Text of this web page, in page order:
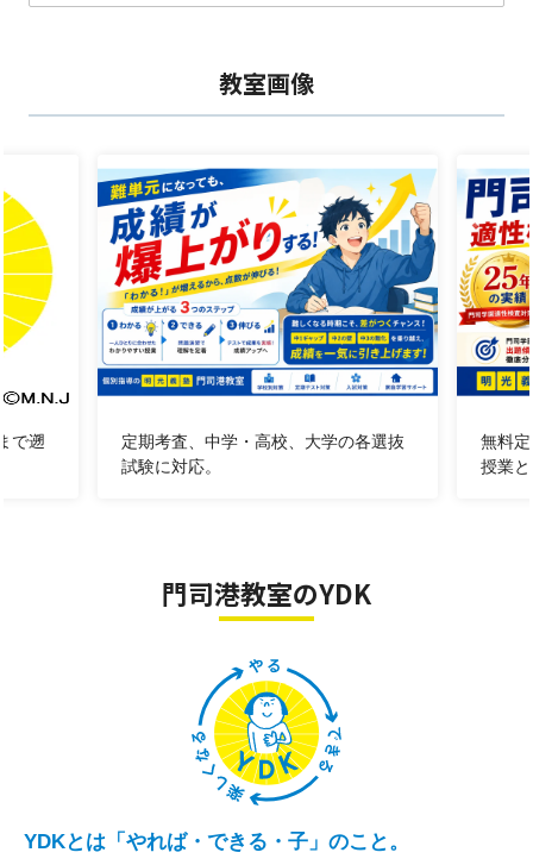
随時、ご相談、
ご説明会実施中！！
093-322-3364
............................................
〇勉強の仕方を劇的に変えて、過去
最高の成績にしたい人
〇
小学４年生が２０２６年４月入塾か
教室画像
で遡
定期考査、中学・高校、大学の各選抜
試験に対応。
無料
授業
門司港教室のYDK
YDKとは「やれば・できる・子」のこと。